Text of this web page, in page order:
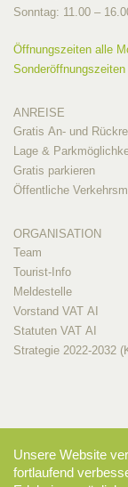
Sonntag: 11.00 –
Öffnungszeiten alle
ANREISE
Gratis An- und
Lage &
Gratis parkieren
Öffentliche
ORGANISATION
Team
Tourist-Info
Meldestelle
Vorstand VAT AI
Statuten VAT AI
Strategie 2022-2032
Unsere Website
fortlaufend